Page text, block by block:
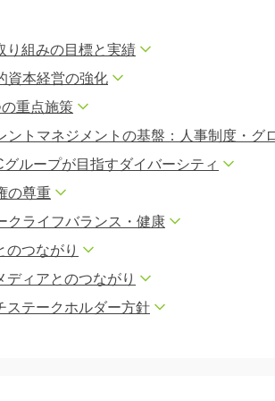
り組みの目標と実績
資本経営の強化
重点施策
ントマネジメントの基盤：人事制度・グ
グループが目指すダイバーシティ
の尊重
クライフバランス・健康
のつながり
ディアとのつながり
ステークホルダー方針